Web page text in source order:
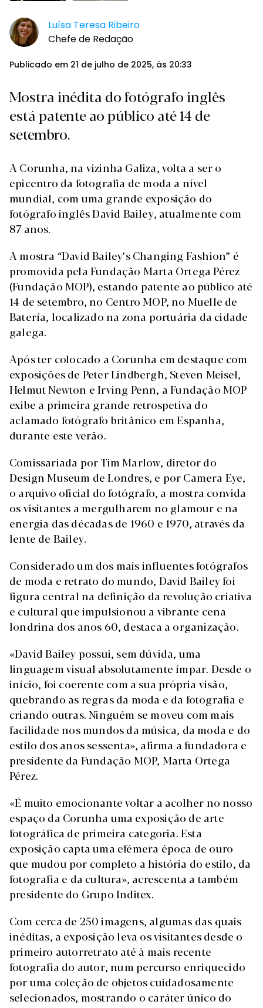
Luísa Teresa Ribeiro
Chefe de Redação
Publicado em 21 de julho de 2025, às 20:33
Mostra inédita do fotógrafo inglês
está patente ao público até 14 de
setembro.
A Corunha, na vizinha Galiza, volta a ser o
epicentro da fotografia de moda a nível
mundial, com uma grande exposição do
fotógrafo inglês David Bailey, atualmente com
87 anos.
A mostra “David Bailey’s Changing Fashion” é
promovida pela Fundação Marta Ortega Pérez
(Fundação MOP), estando patente ao público até
14 de setembro, no Centro MOP, no Muelle de
Batería, localizado na zona portuária da cidade
galega.
Após ter colocado a Corunha em destaque com
exposições de Peter Lindbergh, Steven Meisel,
Helmut Newton e Irving Penn, a Fundação MOP
exibe a primeira grande retrospetiva do
aclamado fotógrafo britânico em Espanha,
durante este verão.
Comissariada por Tim Marlow, diretor do
Design Museum de Londres, e por Camera Eye,
o arquivo oficial do fotógrafo, a mostra convida
os visitantes a mergulharem no glamour e na
energia das décadas de 1960 e 1970, através da
lente de Bailey.
Considerado um dos mais influentes fotógrafos
de moda e retrato do mundo, David Bailey foi
figura central na definição da revolução criativa
e cultural que impulsionou a vibrante cena
londrina dos anos 60, destaca a organização.
«David Bailey possui, sem dúvida, uma
linguagem visual absolutamente ímpar. Desde o
início, foi coerente com a sua própria visão,
quebrando as regras da moda e da fotografia e
criando outras. Ninguém se moveu com mais
facilidade nos mundos da música, da moda e do
estilo dos anos sessenta», afirma a fundadora e
presidente da Fundação MOP, Marta Ortega
Pérez.
«É muito emocionante voltar a acolher no nosso
espaço da Corunha uma exposição de arte
fotográfica de primeira categoria. Esta
exposição capta uma efémera época de ouro
que mudou por completo a história do estilo, da
fotografia e da cultura», acrescenta a também
presidente do Grupo Inditex.
Com cerca de 250 imagens, algumas das quais
inéditas, a exposição leva os visitantes desde o
primeiro autorretrato até à mais recente
fotografia do autor, num percurso enriquecido
por uma coleção de objetos cuidadosamente
selecionados, mostrando o caráter único do